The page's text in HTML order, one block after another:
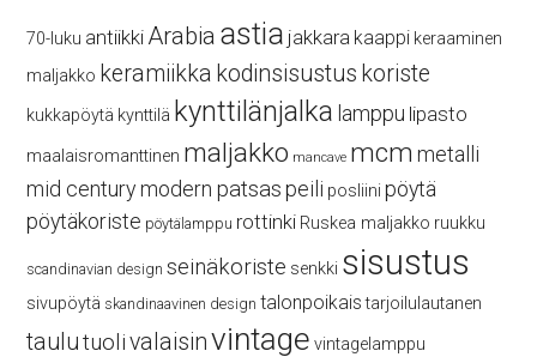
70-luku antiikki Arabia astia jakkara kaappi keraaminen
maljakko keramiikka kodinsisustus koriste
kukkapöytä kynttilä kynttilänjalka lamppu lipasto
maalaisromanttinen maljakko mancave mcm metalli
mid century modern patsaspeili posliini pöytä
pöytäkoriste pöytälamppu rottinki Ruskea maljakko ruukku
scandinavian design seinäkoriste senkki sisustus
sivupöytä skandinaavinen design talonpoikais tarjoilulautanen
taulutuolivalaisinvintage vintagelamppu